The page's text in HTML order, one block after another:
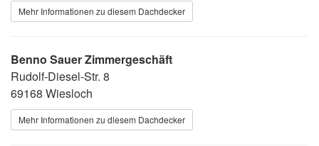
Mehr Informationen zu diesem Dachdecker
Benno Sauer Zimmergeschäft
Rudolf-Diesel-Str. 8
69168 Wiesloch
Mehr Informationen zu diesem Dachdecker